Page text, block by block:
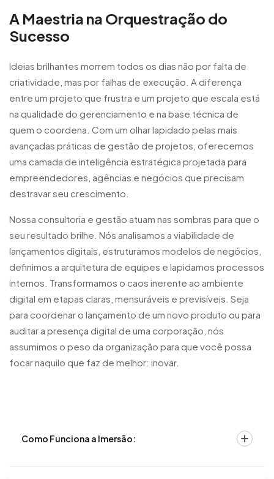
A Maestria na Orquestração do
Sucesso
Ideias brilhantes morrem todos os dias não por falta de
criatividade, mas por falhas de execução. A diferença
entre um projeto que frustra e um projeto que escala está
na qualidade do gerenciamento e na base técnica de
quem o coordena. Com um olhar lapidado pelas mais
avançadas práticas de gestão de projetos, oferecemos
uma camada de inteligência estratégica projetada para
empreendedores, agências e negócios que precisam
destravar seu crescimento.
Nossa consultoria e gestão atuam nas sombras para que o
seu resultado brilhe. Nós analisamos a viabilidade de
lançamentos digitais, estruturamos modelos de negócios,
definimos a arquitetura de equipes e lapidamos processos
internos. Transformamos o caos inerente ao ambiente
digital em etapas claras, mensuráveis e previsíveis. Seja
para coordenar o lançamento de um novo produto ou para
auditar a presença digital de uma corporação, nós
assumimos o peso da organização para que você possa
focar naquilo que faz de melhor: inovar.
Como Funciona a Imersão: